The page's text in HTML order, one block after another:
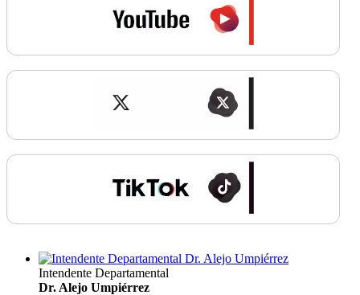
Intendente Departamental
Dr. Alejo Umpiérrez